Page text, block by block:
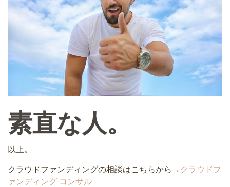
素直な人。
以上。
クラウドファンディングの相談はこちらから→ クラウドフ
ァンディング コンサル